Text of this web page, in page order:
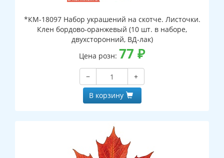
*КМ-18097 Набор украшений на скотче. Листочки.
Клен бордово-оранжевый (10 шт. в наборе,
двухсторонний, ВД-лак)
Цена розн: 77 ₽
−
+
В корзину